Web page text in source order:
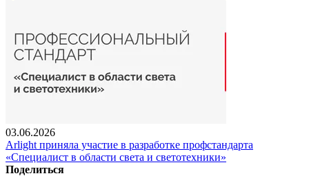
03.06.2026
Arlight приняла участие в разработке профстандарта
«Специалист в области света и светотехники»
Поделиться